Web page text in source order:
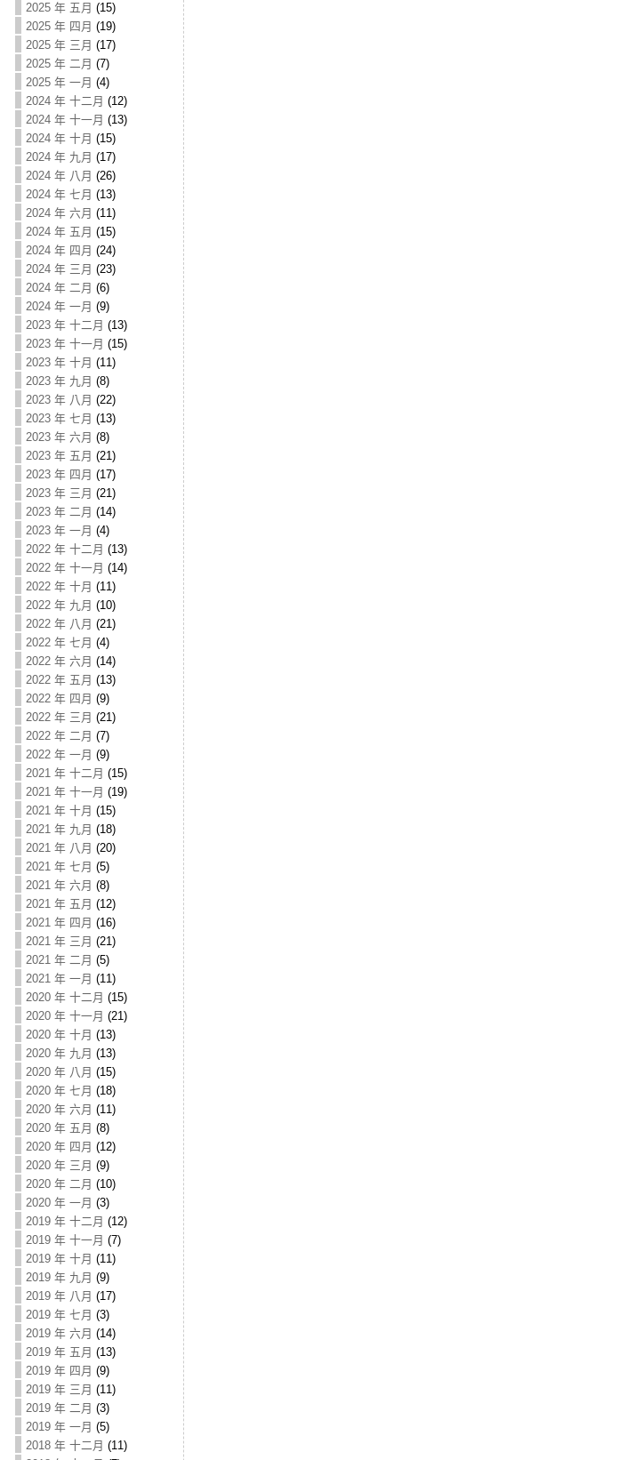
2025 年 五月 (15)
2025 年 四月 (19)
2025 年 三月 (17)
2025 年 二月 (7)
2025 年 一月 (4)
2024 年 十二月 (12)
2024 年 十一月 (13)
2024 年 十月 (15)
2024 年 九月 (17)
2024 年 八月 (26)
2024 年 七月 (13)
2024 年 六月 (11)
2024 年 五月 (15)
2024 年 四月 (24)
2024 年 三月 (23)
2024 年 二月 (6)
2024 年 一月 (9)
2023 年 十二月 (13)
2023 年 十一月 (15)
2023 年 十月 (11)
2023 年 九月 (8)
2023 年 八月 (22)
2023 年 七月 (13)
2023 年 六月 (8)
2023 年 五月 (21)
2023 年 四月 (17)
2023 年 三月 (21)
2023 年 二月 (14)
2023 年 一月 (4)
2022 年 十二月 (13)
2022 年 十一月 (14)
2022 年 十月 (11)
2022 年 九月 (10)
2022 年 八月 (21)
2022 年 七月 (4)
2022 年 六月 (14)
2022 年 五月 (13)
2022 年 四月 (9)
2022 年 三月 (21)
2022 年 二月 (7)
2022 年 一月 (9)
2021 年 十二月 (15)
2021 年 十一月 (19)
2021 年 十月 (15)
2021 年 九月 (18)
2021 年 八月 (20)
2021 年 七月 (5)
2021 年 六月 (8)
2021 年 五月 (12)
2021 年 四月 (16)
2021 年 三月 (21)
2021 年 二月 (5)
2021 年 一月 (11)
2020 年 十二月 (15)
2020 年 十一月 (21)
2020 年 十月 (13)
2020 年 九月 (13)
2020 年 八月 (15)
2020 年 七月 (18)
2020 年 六月 (11)
2020 年 五月 (8)
2020 年 四月 (12)
2020 年 三月 (9)
2020 年 二月 (10)
2020 年 一月 (3)
2019 年 十二月 (12)
2019 年 十一月 (7)
2019 年 十月 (11)
2019 年 九月 (9)
2019 年 八月 (17)
2019 年 七月 (3)
2019 年 六月 (14)
2019 年 五月 (13)
2019 年 四月 (9)
2019 年 三月 (11)
2019 年 二月 (3)
2019 年 一月 (5)
2018 年 十二月 (11)